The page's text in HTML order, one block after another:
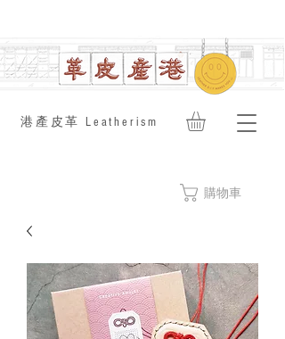
​港產皮革 Leatherism
購物車